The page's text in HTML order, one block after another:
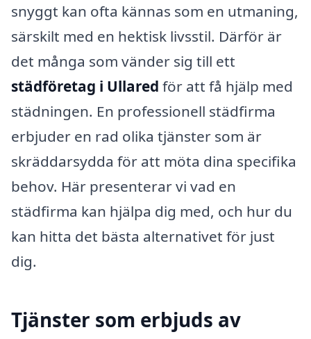
snyggt kan ofta kännas som en utmaning,
särskilt med en hektisk livsstil. Därför är
det många som vänder sig till ett
städföretag i Ullared för att få hjälp med
städningen. En professionell städfirma
erbjuder en rad olika tjänster som är
skräddarsydda för att möta dina specifika
behov. Här presenterar vi vad en
städfirma kan hjälpa dig med, och hur du
kan hitta det bästa alternativet för just
dig.
Tjänster som erbjuds av